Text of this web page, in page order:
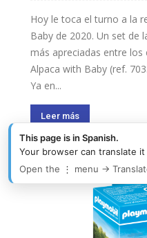
Hoy le toca el turno a la
Baby de 2020. Un set de
más apreciadas entre los
Alpaca with Baby (ref.
Ya en...
Leer más
This page is in Spanish.
Your browser can translate
Open the ⋮ menu →